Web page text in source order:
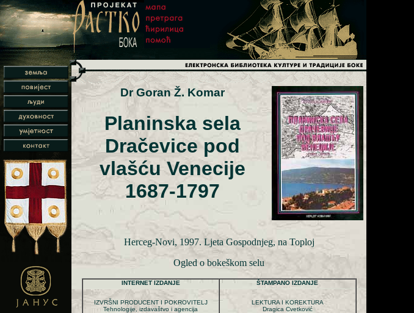
Dr Goran Ž. Komar
Planinska sela
Dračevice pod
vlašću Venecije
1687-1797
Herceg-Novi, 1997. Ljeta Gospodnjeg, na Toploj
Ogled o bokeškom selu
INTERNET IZDANJE
IZVRŠNI PRODUCENT I POKROVITELJ
Tehnologije, izdavaštvo i agencija
ŠTAMPANO IZDANJE
LEKTURA I KOREKTURA
Dragica Cvetković